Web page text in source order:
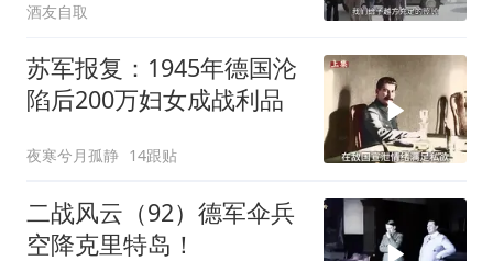
酒友自取
苏军报复：1945年德国沦
陷后200万妇女成战利品
夜寒兮月孤静 14跟贴
二战风云（92）德军伞兵
空降克里特岛！